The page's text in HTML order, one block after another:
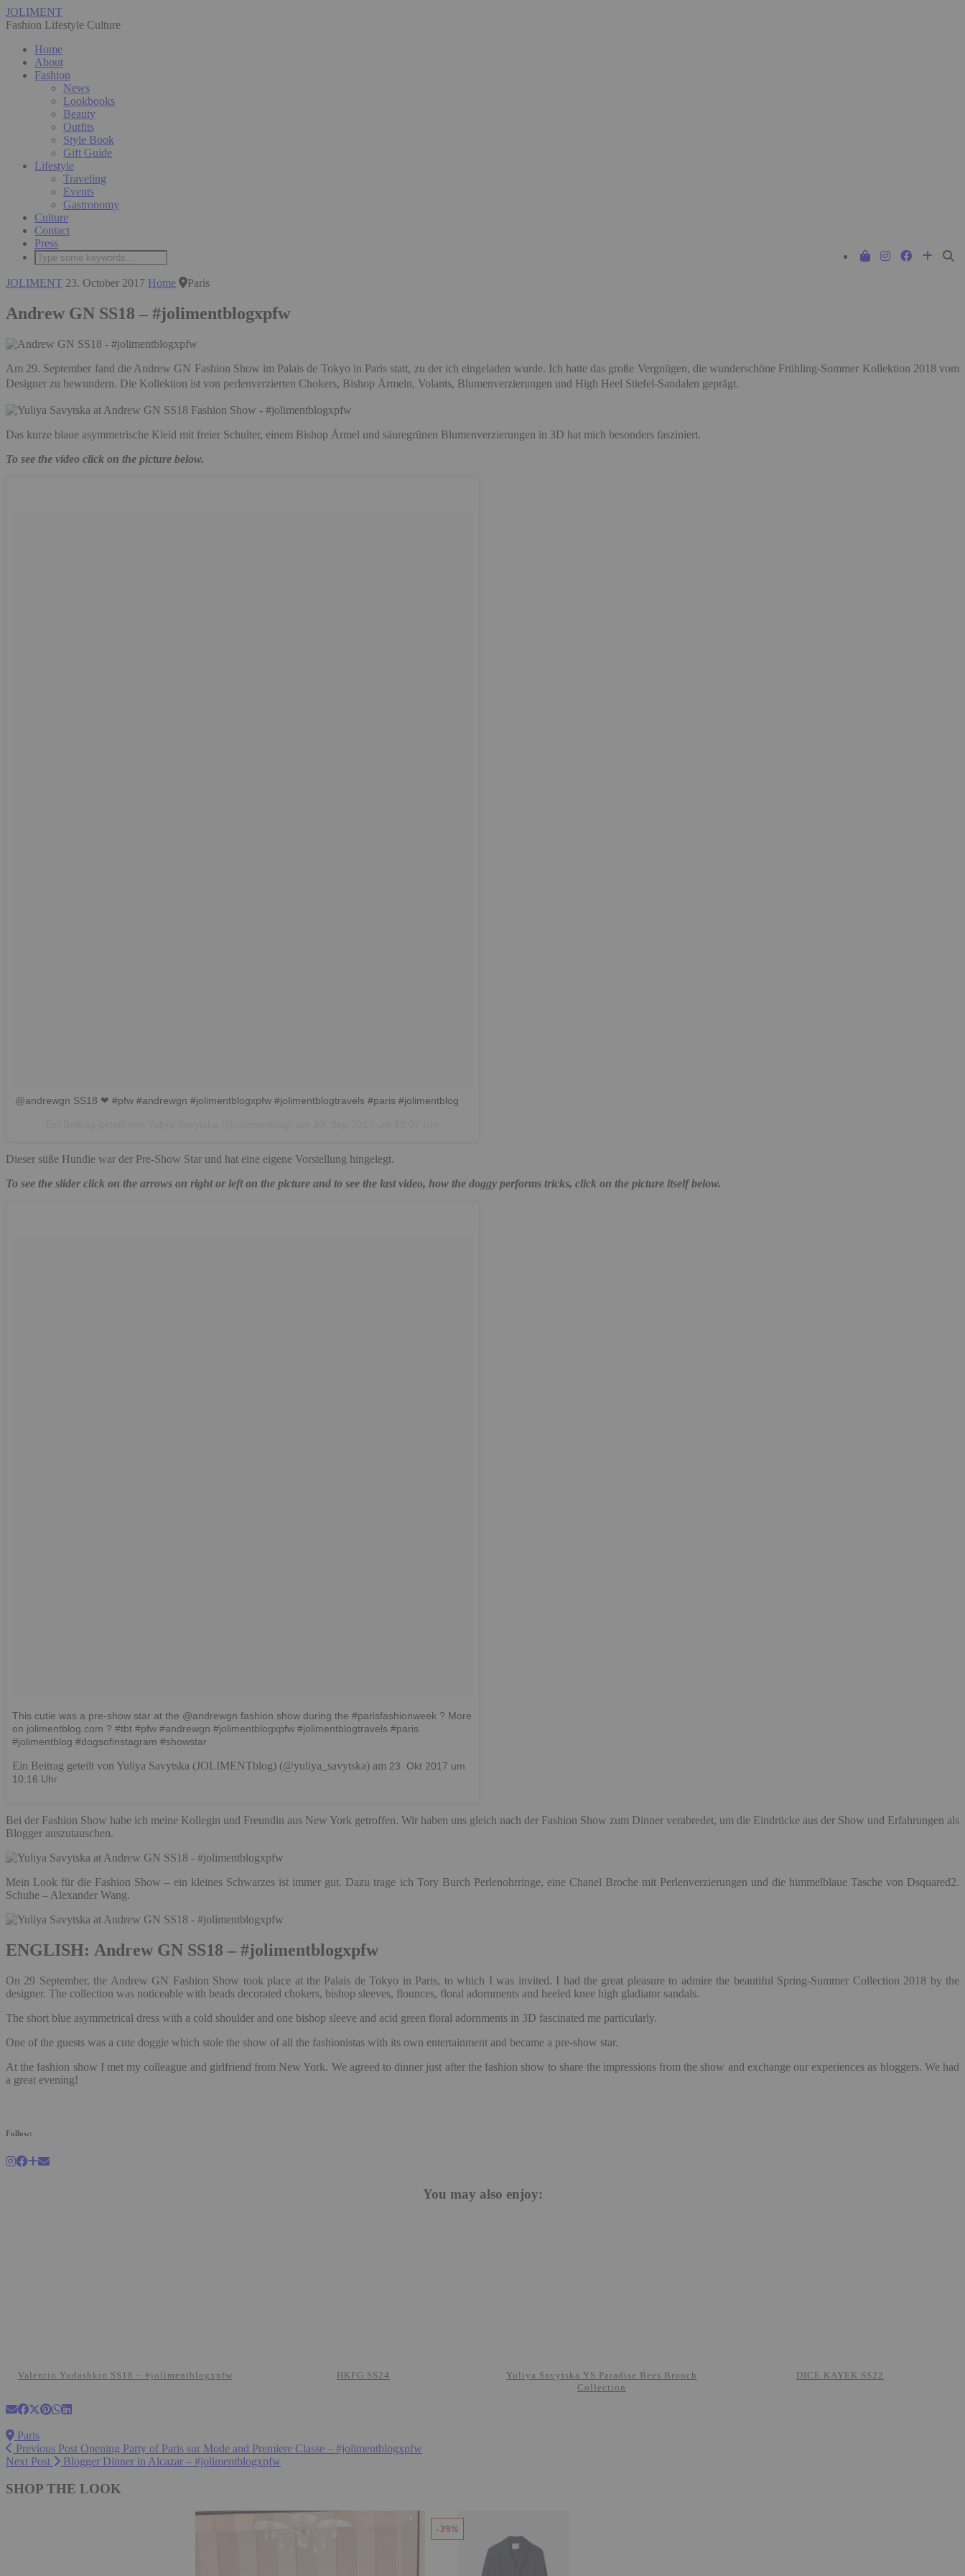
JOLIMENT
Fashion Lifestyle Culture
Home
About
Fashion
News
Lookbooks
Beauty
Outfits
Style Book
Gift Guide
Lifestyle
Traveling
Events
Gastronomy
Culture
Contact
Press
JOLIMENT 23. October 2017 Home Paris
Andrew GN SS18 – #jolimentblogxpfw
Am 29. September fand die Andrew GN Fashion Show im Palais de Tokyo in Paris statt, zu der ich eingeladen wurde. Ich hatte das große Vergnügen, die wunderschöne Frühling-Sommer Kollektion 2018 vom
Designer zu bewundern. Die Kollektion ist von perlenverzierten Chokers, Bishop Ärmeln, Volants, Blumenverzierungen und High Heel Stiefel-Sandalen geprägt.
Das kurze blaue asymmetrische Kleid mit freier Schulter, einem Bishop Ärmel und säuregrünen Blumenverzierungen in 3D hat mich besonders fasziniert.
To see the video click on the picture below.
@andrewgn SS18 ❤ #pfw #andrewgn #jolimentblogxpfw #jolimentblogtravels #paris #jolimentblog
Dieser süße Hundie war der Pre-Show Star und hat eine eigene Vorstellung hingelegt.
To see the slider click on the arrows on right or left on the picture and to see the last video, how the doggy performs tricks, click on the picture itself below.
This cutie was a pre-show star at the @andrewgn fashion show during the #parisfashionweek ? More
on jolimentblog.com ? #tbt #pfw #andrewgn #jolimentblogxpfw #jolimentblogtravels #paris
#jolimentblog #dogsofinstagram #showstar
Ein Beitrag geteilt von Yuliya Savytska (JOLIMENTblog) (@yuliya_savytska) am 23. Okt 2017 um
10:16 Uhr
Bei der Fashion Show habe ich meine Kollegin und Freundin aus New York getroffen. Wir haben uns gleich nach der Fashion Show zum Dinner verabredet, um die Eindrücke aus der Show und Erfahrungen als
Blogger auszutauschen.
Mein Look für die Fashion Show – ein kleines Schwarzes ist immer gut. Dazu trage ich Tory Burch Perlenohrringe, eine Chanel Broche mit Perlenverzierungen und die himmelblaue Tasche von Dsquared2.
Schuhe – Alexander Wang.
ENGLISH: Andrew GN SS18 – #jolimentblogxpfw
On 29 September, the Andrew GN Fashion Show took place at the Palais de Tokyo in Paris, to which I was invited. I had the great pleasure to admire the beautiful Spring-Summer Collection 2018 by the
designer. The collection was noticeable with beads decorated chokers, bishop sleeves, flounces, floral adornments and heeled knee high gladiator sandals.
The short blue asymmetrical dress with a cold shoulder and one bishop sleeve and acid green floral adornments in 3D fascinated me particularly.
One of the guests was a cute doggie which stole the show of all the fashionistas with its own entertainment and became a pre-show star.
At the fashion show I met my colleague and girlfriend from New York. We agreed to dinner just after the fashion show to share the impressions from the show and exchange our experiences as bloggers. We had
a great evening!
Follow:
You may also enjoy:
Valentin Yudashkin SS18 – #jolimentblogxpfw HKFG SS24
Yuliya Savytska YS Paradise Bees Brooch
Collection
DICE KAYEK SS22
Paris
Previous Post Opening Party of Paris sur Mode and Premiere Classe – #jolimentblogxpfw
Next Post
Blogger Dinner in Alcazar – #jolimentblogxpfw
SHOP THE LOOK